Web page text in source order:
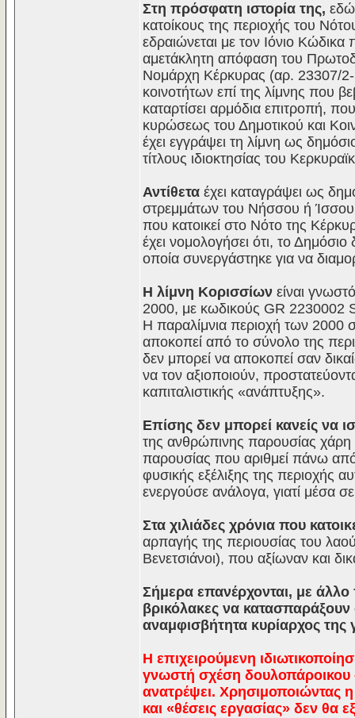
Στη πρόσφατη ιστορία της, εδώ
κατοίκους της περιοχής του
εδραιώνεται με τον Ιόνιο
αμετάκλητη απόφαση του
Νομάρχη Κέρκυρας (αρ. 23307/2-
κοινοτήτων επί της λίμνης που
καταρτίσει αρμόδια επιτροπή,
κυρώσεως του Δημοτικού και
έχει εγγράψει τη λίμνη ως
τίτλους ιδιοκτησίας του
Αντίθετα έχει καταγράψει ως
στρεμμάτων του Νήσσου ή
που κατοικεί στο Νότο της
έχει νομολογήσει ότι, το
οποία συνεργάστηκε για να
Η λίμνη Κορισσίων είναι
2000, με κωδικούς GR 2230002
Η παραλίμνια περιοχή των 2000
αποκοπεί από το σύνολο της
δεν μπορεί να αποκοπεί σαν
να τον αξιοποιούν,
καπιταλιστικής «ανάπτυξης».
Επίσης δεν μπορεί κανείς να
της ανθρώπινης παρουσίας χάρη
παρουσίας που αριθμεί πάνω από
φυσικής εξέλιξης της περιοχής
ενεργούσε ανάλογα, γιατί μέσα
Στα χιλιάδες χρόνια που
αρπαγής της περιουσίας του
Βενετσιάνοι), που αξίωναν και
Σήμερα επανέρχονται, με άλλο
βρικόλακες να κατασπαράξουν
αναμφισβήτητα κυρίαρχος της
Η επιχειρούμενη
γνωστή σχέση
ανατρέψει. Χρησιμοποιώντας
και «θέσεις εργασίας» δεν θα